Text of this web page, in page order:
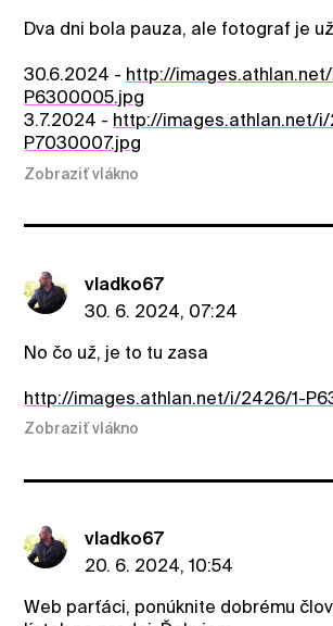
Dva dni bola pauza, ale fotograf je
30.6.2024 - http://
P6300005.jpg
3.7.2024 - http://images.athlan.net/i/
P7030007.jpg
Zobraziť vlákno
vladko67
30. 6. 2024, 07:24
No čo už, je to tu zasa
http://images.athlan.net/i/2426/1-
Zobraziť vlákno
vladko67
20. 6. 2024, 10:54
Web parťáci, ponúknite dobrému